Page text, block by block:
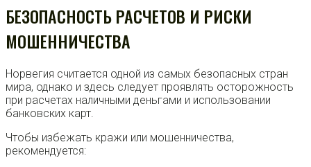
БЕЗОПАСНОСТЬ РАСЧЕТОВ И РИСКИ
МОШЕННИЧЕСТВА
Норвегия считается одной из самых безопасных стран
мира, однако и здесь следует проявлять осторожность
при расчетах наличными деньгами и использовании
банковских карт.
Чтобы избежать кражи или мошенничества,
рекомендуется: